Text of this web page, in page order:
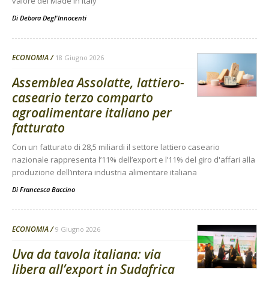
Di Debora Degl'Innocenti
ECONOMIA 18 Giugno 2026
Assemblea Assolatte, lattiero-
caseario terzo comparto
agroalimentare italiano per
fatturato
Con un fatturato di 28,5 miliardi il settore lattiero caseario
nazionale rappresenta l’11% dell’export e l’11% del giro d'affari alla
produzione dell’intera industria alimentare italiana
Di Francesca Baccino
ECONOMIA 9 Giugno 2026
Uva da tavola italiana: via
libera all’export in Sudafrica